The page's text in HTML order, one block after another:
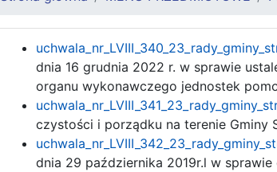
dnia 16 grudnia 2022 r. w sprawie
organu wykonawczego jednostek
czystości i porządku na terenie Gminy
dnia 29 października 2019r.l w